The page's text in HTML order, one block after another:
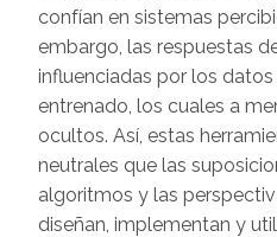
confían en sistemas
embargo, las respuestas
influenciadas por los
entrenado, los cuales a
ocultos. Así, estas
neutrales que las
algoritmos y las
diseñan, implementan y